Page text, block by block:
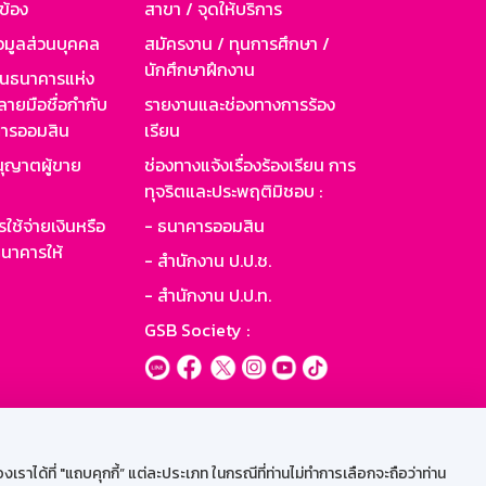
ได้ที่ "แถบคุกกี้” แต่ละประเภท ในกรณีที่ท่านไม่ทำการเลือกจะถือว่าท่าน
อง
มูลส่วนบุคคล
นาคารแห่ง
ายมือชื่อกำกับ
รออมสิน
ญาตผู้ขาย
ช้จ่ายเงินหรือ
คารให้
สาขา / จุดให้บริการ
สมัครงาน / ทุนการศึกษา /
นักศึกษาฝึกงาน
รายงานและช่องทางการร้อง
เรียน
ช่องทางแจ้งเรื่องร้องเรียน การ
ทุจริตและประพฤติมิชอบ :
- ธนาคารออมสิน
- สำนักงาน ป.ป.ช.
- สำนักงาน ป.ป.ท.
GSB Society :